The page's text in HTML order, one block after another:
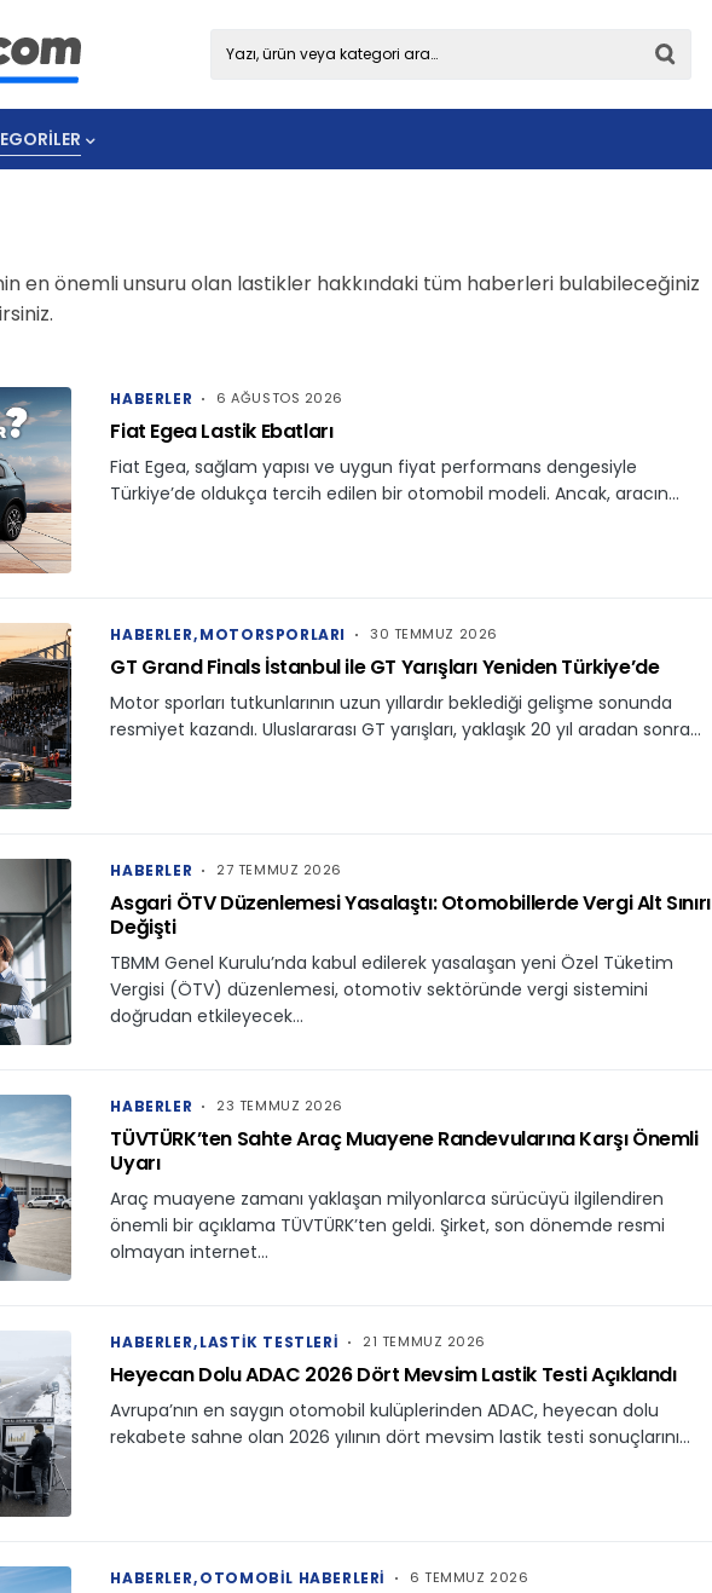
en önemli unsuru olan lastikler hakkındaki tüm haberleri bulabileceğiniz
HABERLER 6 AĞUSTOS 2026
Fiat Egea Lastik Ebatları
Fiat Egea, sağlam yapısı ve uygun fiyat performans dengesiyle
Türkiye’de oldukça tercih edilen bir otomobil modeli. Ancak, aracın…
HABERLER MOTORSPORLARI 30 TEMMUZ 2026
GT Grand Finals İstanbul ile GT Yarışları Yeniden Türkiye’de
Motor sporları tutkunlarının uzun yıllardır beklediği gelişme sonunda
resmiyet kazandı. Uluslararası GT yarışları, yaklaşık 20 yıl aradan sonra…
HABERLER 27 TEMMUZ 2026
Asgari ÖTV Düzenlemesi Yasalaştı: Otomobillerde Vergi Alt Sınırı
Değişti
TBMM Genel Kurulu’nda kabul edilerek yasalaşan yeni Özel Tüketim
Vergisi (ÖTV) düzenlemesi, otomotiv sektöründe vergi sistemini
doğrudan etkileyecek…
HABERLER 23 TEMMUZ 2026
TÜVTÜRK’ten Sahte Araç Muayene Randevularına Karşı Önemli
Uyarı
Araç muayene zamanı yaklaşan milyonlarca sürücüyü ilgilendiren
önemli bir açıklama TÜVTÜRK’ten geldi. Şirket, son dönemde resmi
olmayan internet…
HABERLER LASTIK TESTLERI 21 TEMMUZ 2026
Heyecan Dolu ADAC 2026 Dört Mevsim Lastik Testi Açıklandı
Avrupa’nın en saygın otomobil kulüplerinden ADAC, heyecan dolu
rekabete sahne olan 2026 yılının dört mevsim lastik testi sonuçlarını…
HABERLER OTOMOBIL HABERLERI 6 TEMMUZ 2026